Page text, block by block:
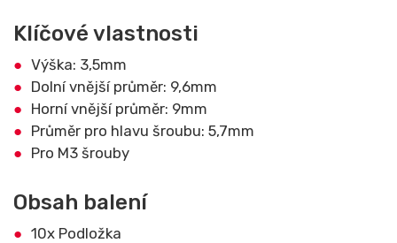
Klíčové vlastnosti
Výška: 3,5mm
Dolní vnější průměr: 9,6mm
Horní vnější průměr: 9mm
Průměr pro hlavu šroubu: 5,7mm
Pro M3 šrouby
Obsah balení
10x Podložka